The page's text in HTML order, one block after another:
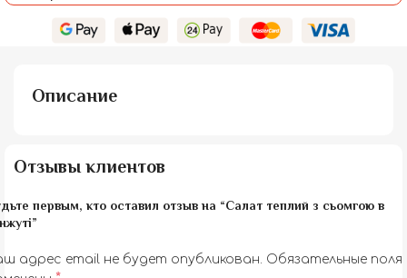
Описание
Отзывы клиентов
первым, кто оставил отзыв на “Салат теплий з сьомгою в
адрес email не будет опубликован. Обязательные поля